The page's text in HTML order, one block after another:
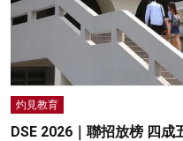
灼見教育
DSE 2026｜聯招放榜 四